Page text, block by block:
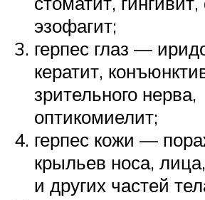
эзофагит;
герпес глаз —
кератит,
зрительного нерва,
оптикомиелит;
герпес кожи —
крыльев носа,
и других частей